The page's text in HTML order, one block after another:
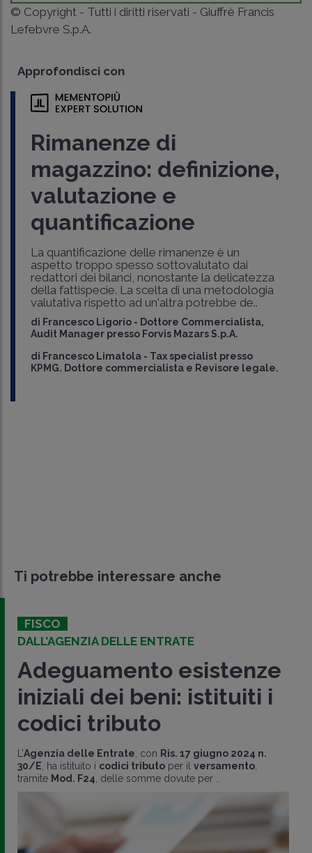
© Copyright - Tutti i diritti riservati - Giuffrè Francis
Lefebvre S.p.A.
Approfondisci con
Rimanenze di
magazzino: definizione,
valutazione e
quantificazione
La quantificazione delle rimanenze è un
aspetto troppo spesso sottovalutato dai
redattori dei bilanci, nonostante la delicatezza
della fattispecie. La scelta di una metodologia
valutativa rispetto ad un'altra potrebbe de..
di Francesco Ligorio - Dottore Commercialista,
Audit Manager presso Forvis Mazars S.p.A.
di Francesco Limatola - Tax specialist presso
KPMG. Dottore commercialista e Revisore legale.
Ti potrebbe interessare anche
FISCO
DALL’AGENZIA DELLE ENTRATE
Adeguamento esistenze
iniziali dei beni: istituiti i
codici tributo
L’Agenzia delle Entrate, con Ris. 17 giugno 2024 n.
30/E, ha istituito i codici tributo per il versamento,
tramite Mod. F24, delle somme dovute per ..